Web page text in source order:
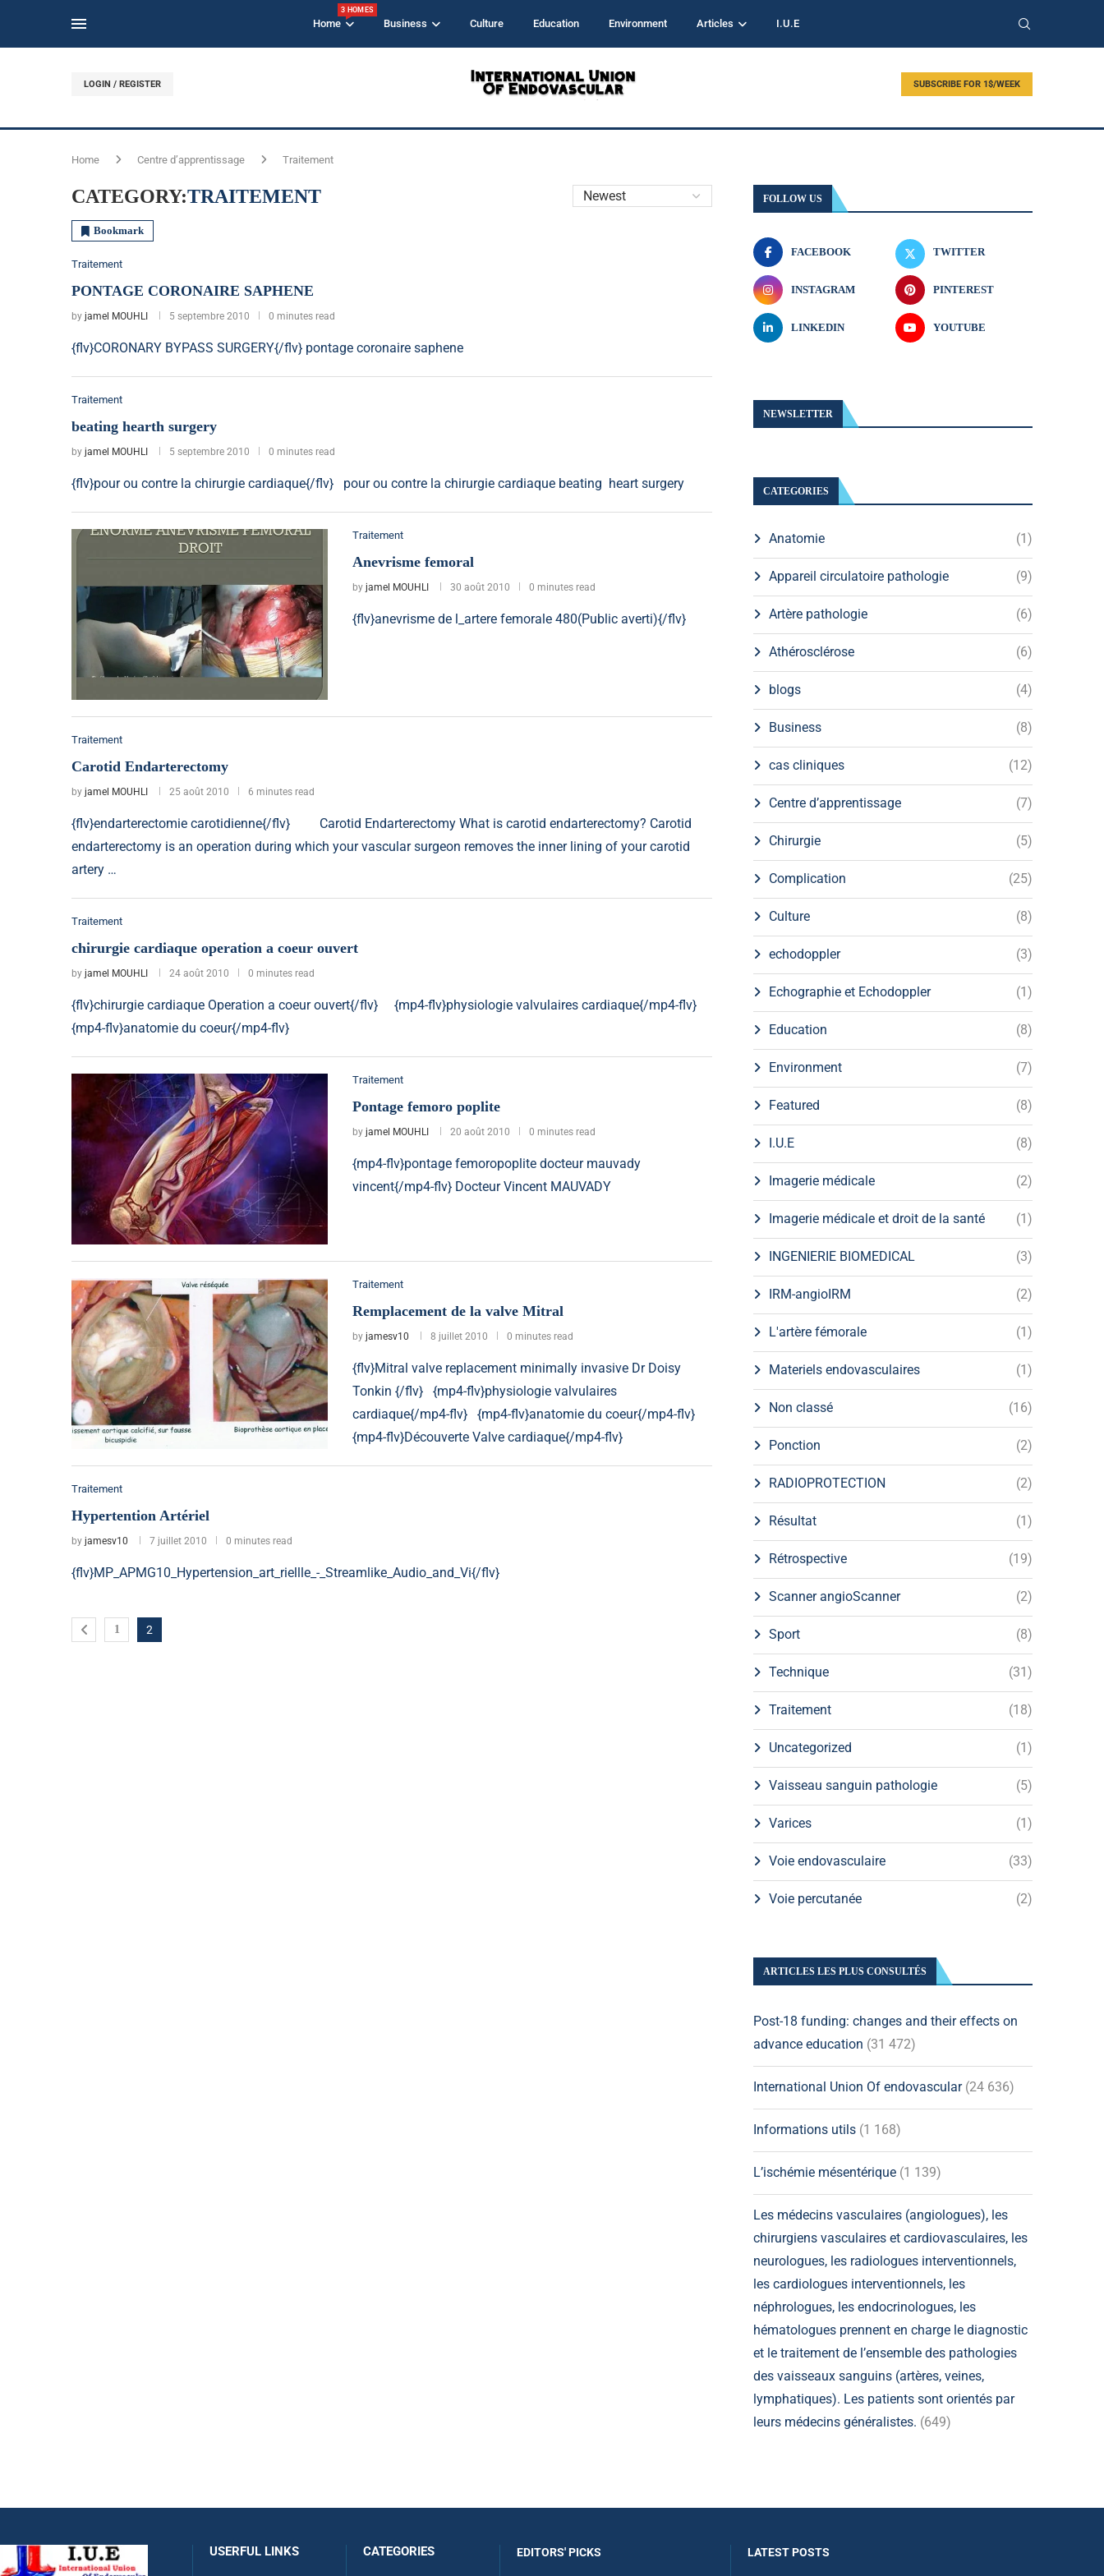
Home
3 HOMES
Business Culture Education Environment Articles I.U.E
LOGIN / REGISTER SUBSCRIBE FOR 1$/WEEK
Home Centre d’apprentissage Traitement
CATEGORY:TRAITEMENT
Bookmark
Traitement
PONTAGE CORONAIRE SAPHENE
by jamel MOUHLI 5 septembre 2010 0 minutes read
{flv}CORONARY BYPASS SURGERY{/flv} pontage coronaire saphene
Traitement
beating hearth surgery
by jamel MOUHLI 5 septembre 2010 0 minutes read
{flv}pour ou contre la chirurgie cardiaque{/flv} pour ou contre la chirurgie cardiaque beating heart surgery
Traitement
Anevrisme femoral
by jamel MOUHLI 30 août 2010 0 minutes read
{flv}anevrisme de l_artere femorale 480(Public averti){/flv}
Traitement
Carotid Endarterectomy
by jamel MOUHLI 25 août 2010 6 minutes read
{flv}endarterectomie carotidienne{/flv} Carotid Endarterectomy What is carotid endarterectomy? Carotid
endarterectomy is an operation during which your vascular surgeon removes the inner lining of your carotid
artery …
Traitement
chirurgie cardiaque operation a coeur ouvert
by jamel MOUHLI 24 août 2010 0 minutes read
{flv}chirurgie cardiaque Operation a coeur ouvert{/flv} {mp4-flv}physiologie valvulaires cardiaque{/mp4-flv}
{mp4-flv}anatomie du coeur{/mp4-flv}
Traitement
Pontage femoro poplite
by jamel MOUHLI 20 août 2010 0 minutes read
{mp4-flv}pontage femoropoplite docteur mauvady
vincent{/mp4-flv} Docteur Vincent MAUVADY
Traitement
Remplacement de la valve Mitral
by jamesv10 8 juillet 2010 0 minutes read
{flv}Mitral valve replacement minimally invasive Dr Doisy
Tonkin {/flv} {mp4-flv}physiologie valvulaires
cardiaque{/mp4-flv} {mp4-flv}anatomie du coeur{/mp4-flv}
{mp4-flv}Découverte Valve cardiaque{/mp4-flv}
Traitement
Hypertention Artériel
by jamesv10 7 juillet 2010 0 minutes read
{flv}MP_APMG10_Hypertension_art_riellle_-_Streamlike_Audio_and_Vi{/flv}
1 2
FOLLOW US
FACEBOOK TWITTER
INSTAGRAM PINTEREST
LINKEDIN YOUTUBE
NEWSLETTER
CATEGORIES
Anatomie (1)
Appareil circulatoire pathologie (9)
Artère pathologie (6)
Athérosclérose (6)
blogs (4)
Business (8)
cas cliniques (12)
Centre d’apprentissage (7)
Chirurgie (5)
Complication (25)
Culture (8)
echodoppler (3)
Echographie et Echodoppler (1)
Education (8)
Environment (7)
Featured (8)
I.U.E (8)
Imagerie médicale (2)
Imagerie médicale et droit de la santé (1)
INGENIERIE BIOMEDICAL (3)
IRM-angioIRM (2)
L'artère fémorale (1)
Materiels endovasculaires (1)
Non classé (16)
Ponction (2)
RADIOPROTECTION (2)
Résultat (1)
Rétrospective (19)
Scanner angioScanner (2)
Sport (8)
Technique (31)
Traitement (18)
Uncategorized (1)
Vaisseau sanguin pathologie (5)
Varices (1)
Voie endovasculaire (33)
Voie percutanée (2)
ARTICLES LES PLUS CONSULTÉS
Post-18 funding: changes and their effects on
advance education (31 472)
International Union Of endovascular (24 636)
Informations utils (1 168)
L’ischémie mésentérique (1 139)
Les médecins vasculaires (angiologues), les
chirurgiens vasculaires et cardiovasculaires, les
neurologues, les radiologues interventionnels,
les cardiologues interventionnels, les
néphrologues, les endocrinologues, les
hématologues prennent en charge le diagnostic
et le traitement de l’ensemble des pathologies
des vaisseaux sanguins (artères, veines,
lymphatiques). Les patients sont orientés par
leurs médecins généralistes. (649)
USERFUL LINKS CATEGORIES EDITORS' PICKS LATEST POSTS